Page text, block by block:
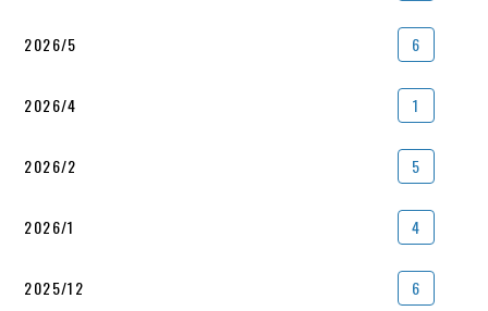
2026/5 6
2026/4 1
2026/2 5
2026/1 4
2025/12 6